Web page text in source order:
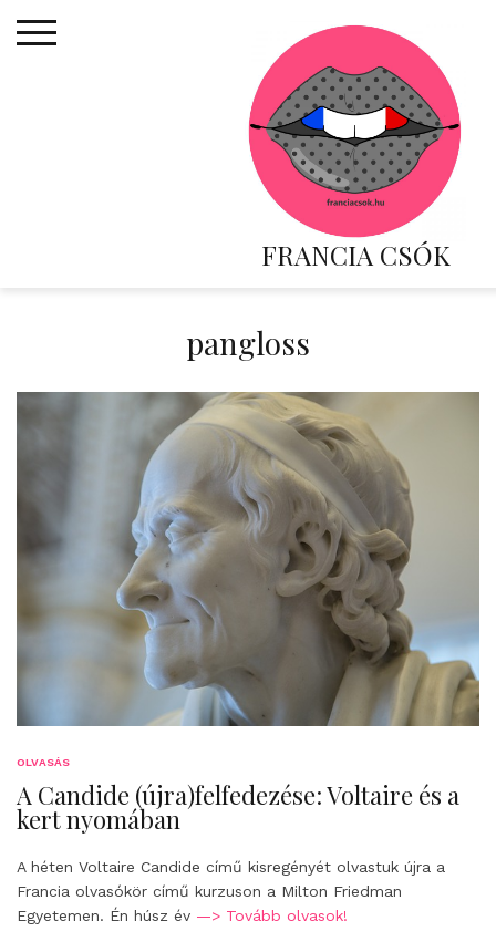
FRANCIA CSÓK
pangloss
OLVASÁS
A Candide (újra)felfedezése: Voltaire és a
kert nyomában
A héten Voltaire Candide című kisregényét olvastuk újra a
Francia olvasókör című kurzuson a Milton Friedman
Egyetemen. Én húsz év —> Tovább olvasok!